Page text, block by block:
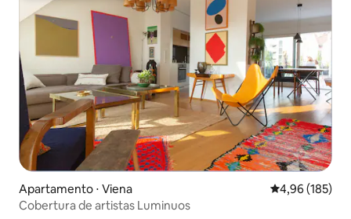
Apartamento ⋅ Viena 4,96 de uma
4,96 (185)
Cobertura de artistas Luminuos